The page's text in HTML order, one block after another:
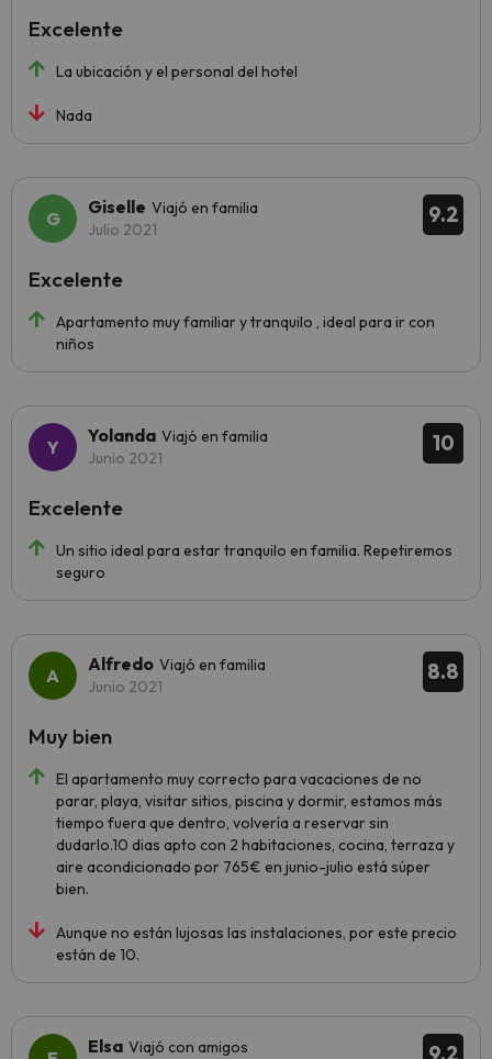
La ubicación y el personal del hotel
Nada
Excelente
9.2
Giselle Viajó en familia
Julio 2021
Apartamento muy familiar y tranquilo , ideal para ir con
niños
Excelente
10
Yolanda Viajó en familia
Junio 2021
Un sitio ideal para estar tranquilo en familia. Repetiremos
seguro
Excelente
8.8
Alfredo Viajó en familia
Junio 2021
El apartamento muy correcto para vacaciones de no
parar, playa, visitar sitios, piscina y dormir, estamos más
tiempo fuera que dentro, volvería a reservar sin
dudarlo.10 dias apto con 2 habitaciones, cocina, terraza y
aire acondicionado por 765€ en junio-julio está súper
bien.
Aunque no están lujosas las instalaciones, por este precio
están de 10.
Muy bien
9.2
Elsa Viajó con amigos